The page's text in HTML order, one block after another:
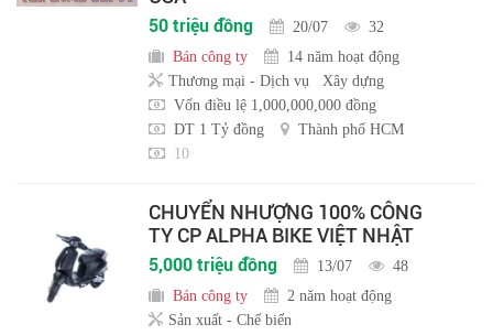
50 triệu đồng 20/07
32
Bán công ty
14 năm hoạt động
Thương mại - Dịch vụ
Xây dựng
Vốn điều lệ 1,000,000,000 đồng
DT 1 Tỷ đồng
Thành phố HCM
10
CHUYỂN NHƯỢNG 100% CÔNG
TY CP ALPHA BIKE VIỆT NHẬT
5,000 triệu đồng 13/07
48
Bán công ty
2 năm hoạt động
Sản xuất - Chế biến